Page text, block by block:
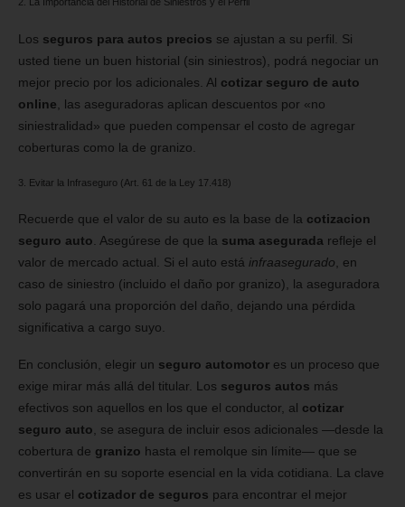
Los seguros para autos precios se ajustan a su perfil. Si
usted tiene un buen historial (sin siniestros), podrá negociar un
mejor precio por los adicionales. Al cotizar seguro de auto
online , las aseguradoras aplican descuentos por «no
siniestralidad» que pueden compensar el costo de agregar
coberturas como la de granizo.
3. Evitar la Infraseguro (Art. 61 de la Ley 17.418)
Recuerde que el valor de su auto es la base de la cotizacion
seguro auto . Asegúrese de que la suma asegurada refleje el
valor de mercado actual. Si el auto está infraasegurado , en
caso de siniestro (incluido el daño por granizo), la aseguradora
solo pagará una proporción del daño, dejando una pérdida
significativa a cargo suyo.
En conclusión, elegir un seguro automotor es un proceso que
exige mirar más allá del titular. Los seguros autos más
efectivos son aquellos en los que el conductor, al cotizar
seguro auto , se asegura de incluir esos adicionales —desde la
cobertura de granizo hasta el remolque sin límite— que se
convertirán en su soporte esencial en la vida cotidiana. La clave
es usar el cotizador de seguros para encontrar el mejor